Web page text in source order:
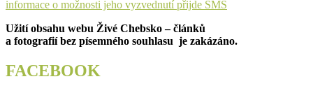
příspěvek
post:
informace o možnosti jeho vyzvednutí přijde SMS
Užití obsahu webu Živé Chebsko – článků
a fotografií bez písemného souhlasu je zakázáno.
FACEBOOK